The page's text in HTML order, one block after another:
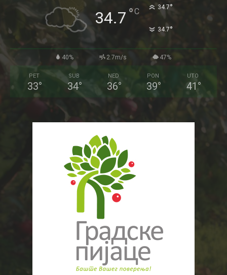
34.7 °C 34.7°
34.7°
40% 2.7m/s 47%
PET
33°
SUB
34°
NED
36°
PON
39°
UTO
41 °